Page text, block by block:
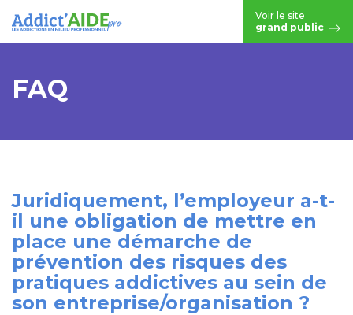
Voir le site
grand public
FAQ
Juridiquement, l’employeur a-t-
il une obligation de mettre en
place une démarche de
prévention des risques des
pratiques addictives au sein de
son entreprise/organisation ?